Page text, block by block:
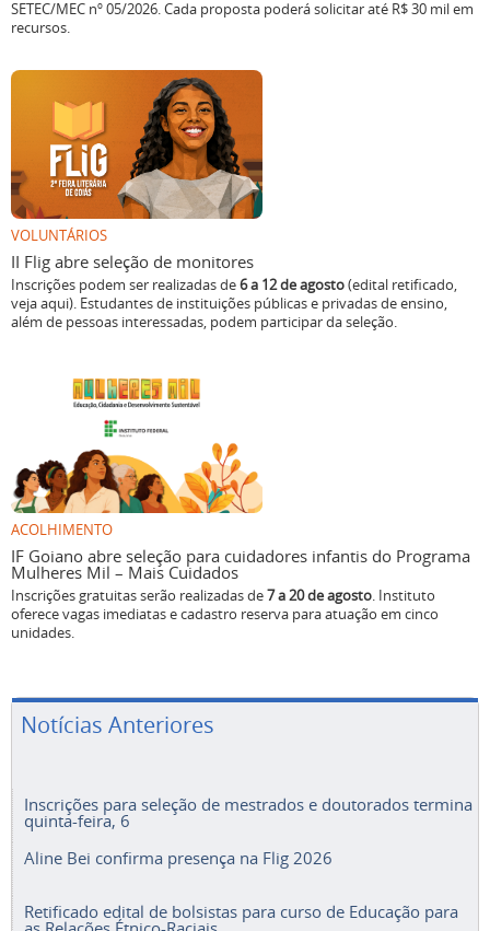
SETEC/MEC nº 05/2026. Cada proposta poderá solicitar até R$ 30 mil em
recursos.
VOLUNTÁRIOS
II Flig abre seleção de monitores
Inscrições podem ser realizadas de6 a 12 de agosto(edital retificado,
veja aqui). Estudantes de instituições públicas e privadas de ensino,
além de pessoas interessadas, podem participar da seleção.
ACOLHIMENTO
IF Goiano abre seleção para cuidadores infantis do Programa
Mulheres Mil – Mais Cuidados
Inscrições gratuitas serão realizadas de7 a 20 de agosto. Instituto
oferece vagas imediatas e cadastro reserva para atuação em cinco
unidades.
Notícias Anteriores
Inscrições para seleção de mestrados e doutorados termina
quinta-feira, 6
Aline Bei confirma presença na Flig 2026
Retificado edital de bolsistas para curso de Educação para